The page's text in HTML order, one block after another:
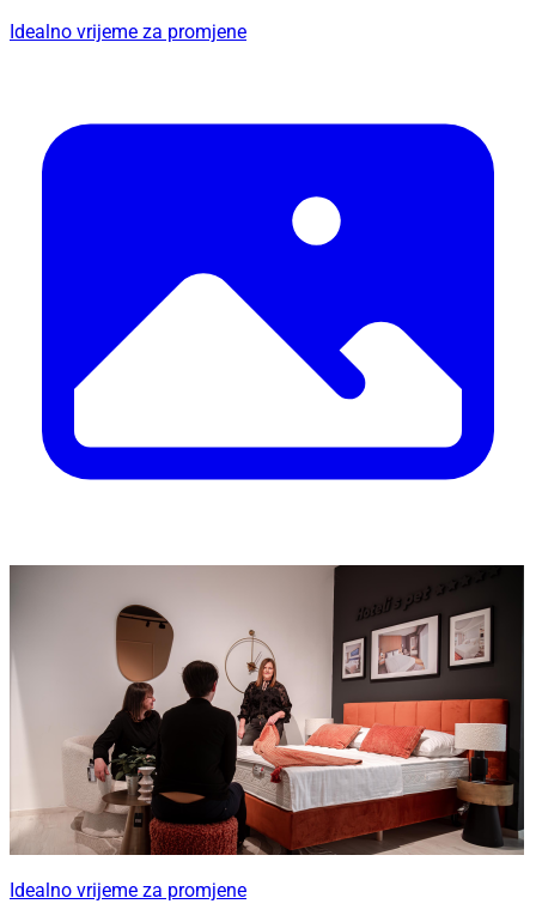
Idealno vrijeme za promjene
Idealno vrijeme za promjene